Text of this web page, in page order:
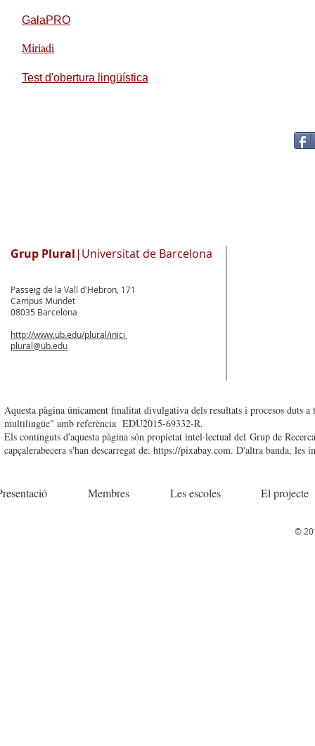
GalaPRO
Miriadi
Testd'obertura lingüística
Membres Les escoles El projecte
©
Aquesta pàgina únicament finalitat divulgativa dels resultats i procesos duts
multilingüe" amb referència EDU2015-69332-R.
Els continguts d'aquesta pàgina són propietat intel·lectual del Grup de
capçalerabecera s'han descarregat de: https://pixabay.com. D'altra banda, les
Grup Plural|Universitat de Barcelona
Passeig de la Vall d'Hebron, 171
Campus Mundet
08035 Barcelona
http://www.ub.edu/plural/inici
plural@ub.edu